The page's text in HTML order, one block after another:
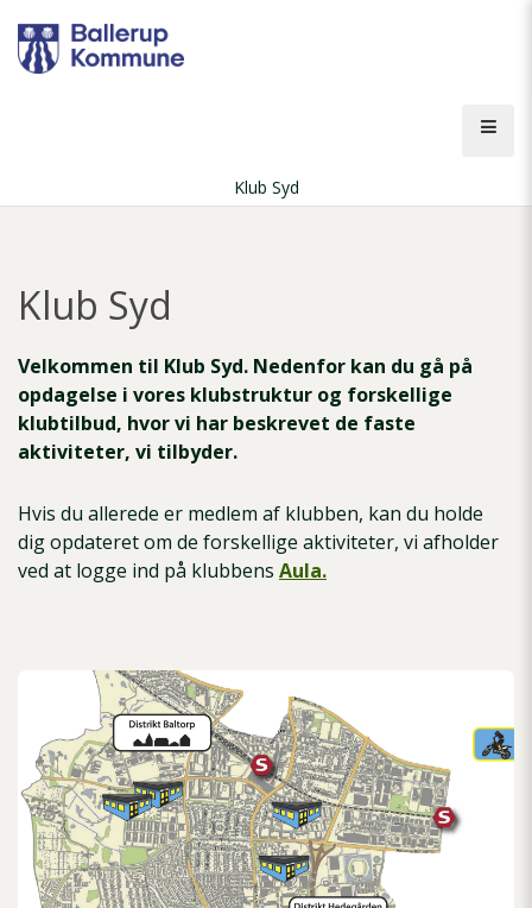
hovedindhold
Klub Syd
Klub Syd
Velkommen til Klub Syd. Nedenfor kan du gå på
opdagelse i vores klubstruktur og forskellige
klubtilbud, hvor vi har beskrevet de faste
aktiviteter, vi tilbyder.
Hvis du allerede er medlem af klubben, kan du holde
dig opdateret om de forskellige aktiviteter, vi afholder
ved at logge ind på klubbens Aula.